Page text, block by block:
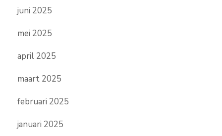
juni 2025
mei 2025
april 2025
maart 2025
februari 2025
januari 2025